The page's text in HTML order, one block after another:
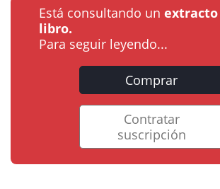
Está consultando un extracto
libro.
Para seguir leyendo...
Comprar
Contratar
suscripción